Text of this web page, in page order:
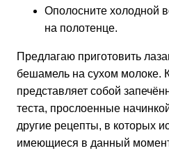
Ополосните холодной
на полотенце.
Предлагаю приготовить
бешамель на сухом молоке.
представляет собой
теста, прослоенные
другие рецепты, в которых
имеющиеся в данный момент